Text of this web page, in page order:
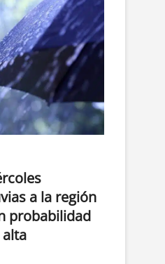
a la región
probabilidad